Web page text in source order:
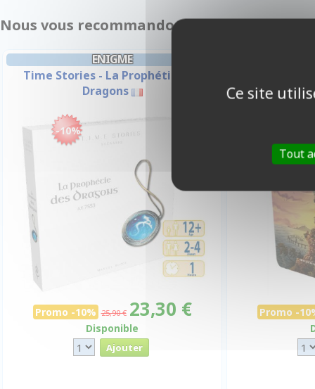
Nous vous recommandons également :
ENIGME
Time Stories - La Prophétie Des
Dragons
-10%
Promo -10% 25,90 € 23,30 €
Disponible
Promo -
Ce site
Tout